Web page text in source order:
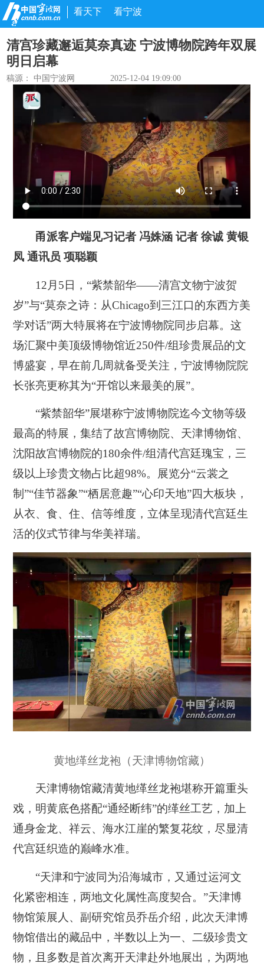
看天下 看宁波
清宫珍藏邂逅莫奈真迹 宁波博物院跨年双展
明日启幕
稿源： 中国宁波网 2025-12-04 19:09:00
甬派客户端见习记者 冯姝涵 记者 徐诚 黄银
凤 通讯员 项聪颖
12月5日，“紫禁韶华——清宫文物宁波贺
岁”与“莫奈之诗：从Chicago到三江口的东西方美
学对话”两大特展将在宁波博物院同步启幕。这
场汇聚中美顶级博物馆近250件/组珍贵展品的文
博盛宴，早在前几周就备受关注，宁波博物院院
长张亮更称其为“开馆以来最美的展”。
“紫禁韶华”展堪称宁波博物院迄今文物等级
最高的特展，集结了故宫博物院、天津博物馆、
沈阳故宫博物院的180余件/组清代宫廷瑰宝，三
级以上珍贵文物占比超98%。展览分“云裳之
制”“佳节器象”“栖居意趣”“心印天地”四大板块，
从衣、食、住、信等维度，立体呈现清代宫廷生
活的仪式节律与华美祥瑞。
黄地缂丝龙袍（天津博物馆藏）
天津博物馆藏清黄地缂丝龙袍堪称开篇重头
戏，明黄底色搭配“通经断纬”的缂丝工艺，加上
通身金龙、祥云、海水江崖的繁复花纹，尽显清
代宫廷织造的巅峰水准。
“天津和宁波同为沿海城市，又通过运河文
化紧密相连，两地文化属性高度契合。”天津博
物馆策展人、副研究馆员乔岳介绍，此次天津博
物馆借出的藏品中，半数以上为一、二级珍贵文
物，且多数是首次离开天津赴外地展出，为两地